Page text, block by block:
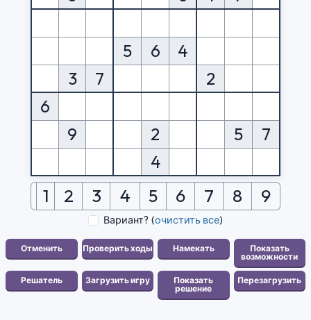
5 6
4
3
7
2
6
9
2 5
7
4
1 2 3 4 5 6 7 8 9
Вариант? (очистить все)